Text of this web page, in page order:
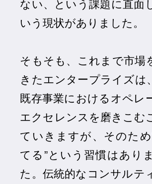
ない、という課題に直面
いう現状がありました。
そもそも、これまで市場
きたエンタープライズは
既存事業におけるオペレ
エクセレンスを磨きこむ
ていきますが、そのため
てる”という習慣はあり
た。伝統的なコンサルテ